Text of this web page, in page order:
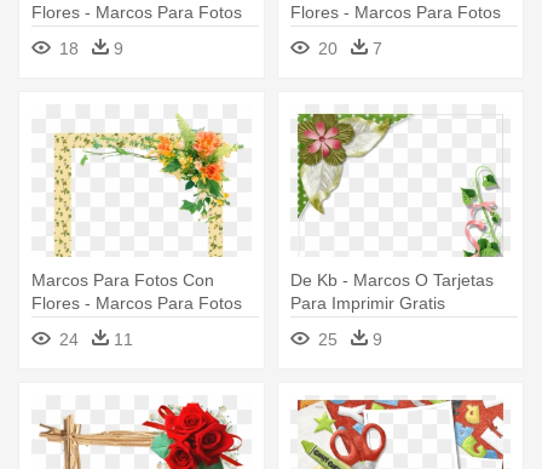
Flores - Marcos Para Fotos
Con Flores Hermosas
18 9
Flores - Marcos Para Fotos
Con Flores
20 7
Marcos Para Fotos Con
Flores - Marcos Para Fotos
Con Flores
24 11
De Kb - Marcos O Tarjetas
Para Imprimir Gratis
25
9